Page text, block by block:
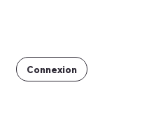
Connexion